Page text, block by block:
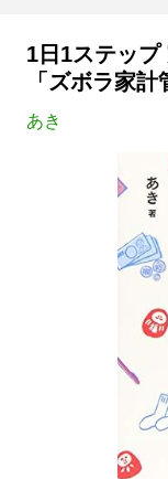
1日1ステッ
「ズボラ家
あき